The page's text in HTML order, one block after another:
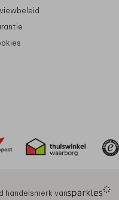
handelsmerk van